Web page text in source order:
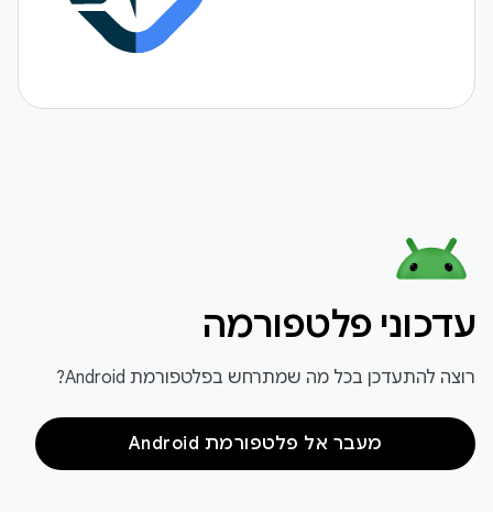
עדכוני פלטפורמה
רוצה להתעדכן בכל מה שמתרחש בפלטפורמת Android?
מעבר אל פלטפורמת Android